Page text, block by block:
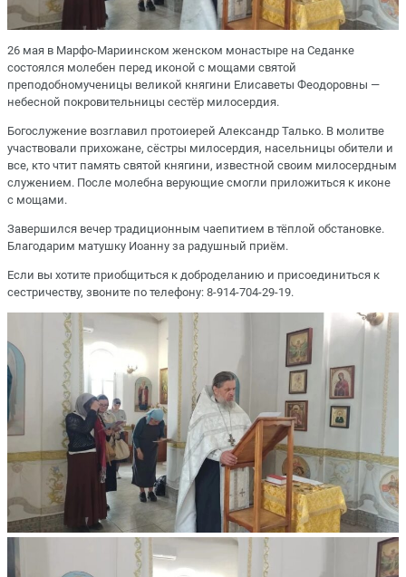
26 мая в Марфо-Мариинском женском монастыре на Седанке
состоялся молебен перед иконой с мощами святой
преподобномученицы великой княгини Елисаветы Феодоровны —
небесной покровительницы сестёр милосердия.
Богослужение возглавил протоиерей Александр Талько. В молитве
участвовали прихожане, сёстры милосердия, насельницы обители и
все, кто чтит память святой княгини, известной своим милосердным
служением. После молебна верующие смогли приложиться к иконе
с мощами.
Завершился вечер традиционным чаепитием в тёплой обстановке.
Благодарим матушку Иоанну за радушный приём.
Если вы хотите приобщиться к доброделанию и присоединиться к
сестричеству, звоните по телефону: 8-914-704-29-19.